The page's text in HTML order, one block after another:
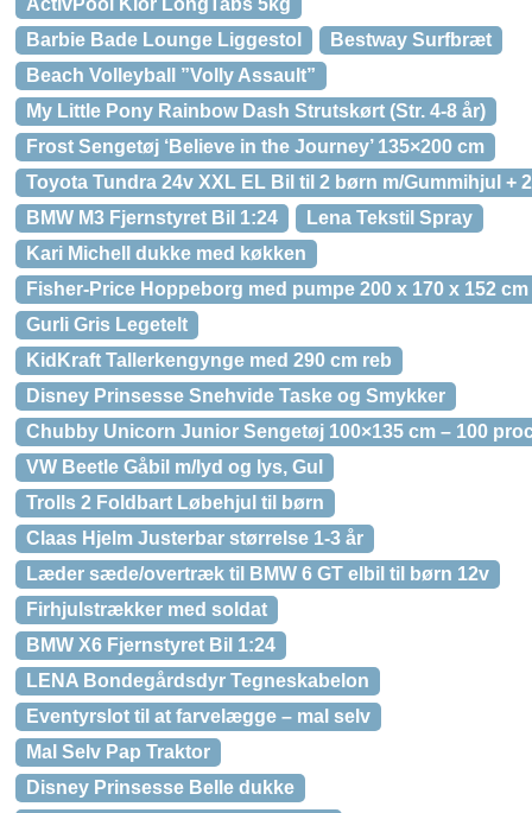
ActivPool Klor LongTabs 5kg
Barbie Bade Lounge Liggestol
Bestway Surfbræt
Beach Volleyball ”Volly Assault”
My Little Pony Rainbow Dash Strutskørt (Str. 4-8 år)
Frost Sengetøj ‘Believe in the Journey’ 135×200 cm
Toyota Tundra 24v XXL EL Bil til 2 børn m/Gummihjul +
BMW M3 Fjernstyret Bil 1:24
Lena Tekstil Spray
Kari Michell dukke med køkken
Fisher-Price Hoppeborg med pumpe 200 x 170 x 152 cm
Gurli Gris Legetelt
KidKraft Tallerkengynge med 290 cm reb
Disney Prinsesse Snehvide Taske og Smykker
Chubby Unicorn Junior Sengetøj 100×135 cm – 100
VW Beetle Gåbil m/lyd og lys, Gul
Trolls 2 Foldbart Løbehjul til børn
Claas Hjelm Justerbar størrelse 1-3 år
Læder sæde/overtræk til BMW 6 GT elbil til børn 12v
Firhjulstrækker med soldat
BMW X6 Fjernstyret Bil 1:24
LENA Bondegårdsdyr Tegneskabelon
Eventyrslot til at farvelægge – mal selv
Mal Selv Pap Traktor
Disney Prinsesse Belle dukke